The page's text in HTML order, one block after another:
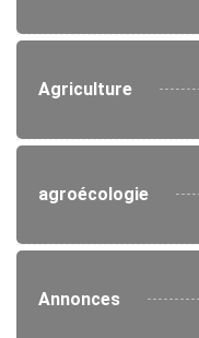
Agriculture
agroécologie
Annonces